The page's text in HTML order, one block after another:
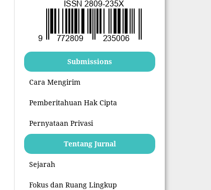
Submissions
Cara Mengirim
Pemberitahuan Hak Cipta
Pernyataan Privasi
Tentang Jurnal
Sejarah
Fokus dan Ruang Lingkup